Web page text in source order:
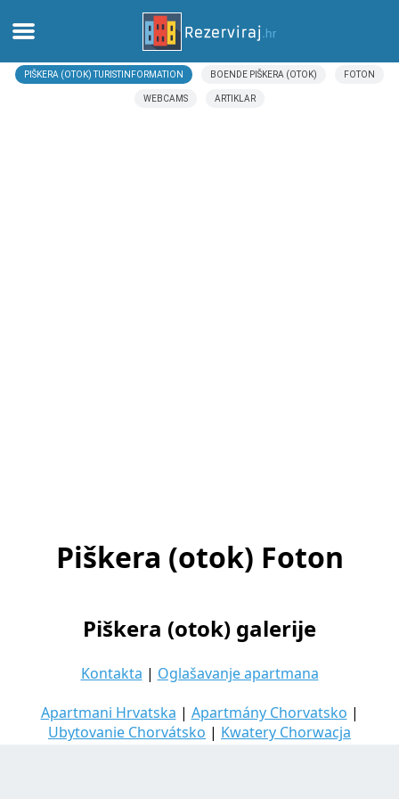
Hem
PIŠKERA (OTOK) TURISTINFORMATION BOENDE PIŠKERA (OTOK) FOTON
WEBCAMS ARTIKLAR
Piškera (otok) Foton
Piškera (otok) galerije
Kontakta | Oglašavanje apartmana
Apartmani Hrvatska | Apartmány Chorvatsko |
Ubytovanie Chorvátsko | Kwatery Chorwacja